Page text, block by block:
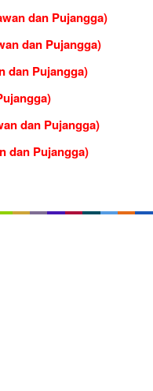
dan Pujangga)
dan Pujangga)
dan Pujangga)
dan Pujangga)
dan Pujangga)